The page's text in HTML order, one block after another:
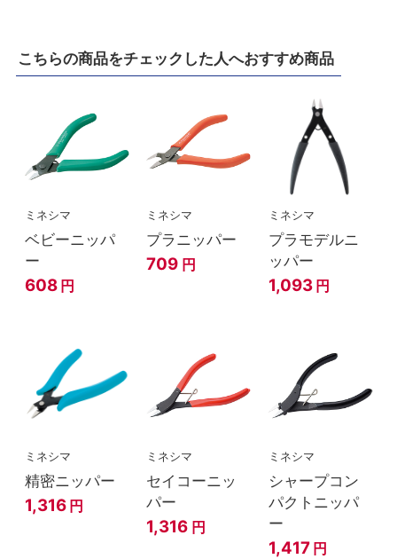
こちらの商品をチェックした人へおすすめ商品
ミネシマ
ベビーニッパ
ー
608 円
ミネシマ
プラニッパー
709 円
ミネシマ
プラモデルニ
ッパー
1,093 円
ミネシマ
精密ニッパー
1,316 円
ミネシマ
セイコーニッ
パー
1,316 円
ミネシマ
シャープコン
パクトニッパ
ー
1,417 円